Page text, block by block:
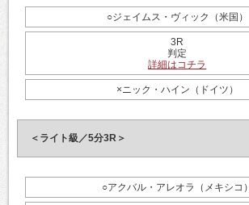
○ジェイムス・ヴィック（米国）
3R
判定
詳細はコチラ
×ニック・ハイン（ドイツ）
＜ライト級／5分3R＞
○アクバル・アレオラ（メキシコ）